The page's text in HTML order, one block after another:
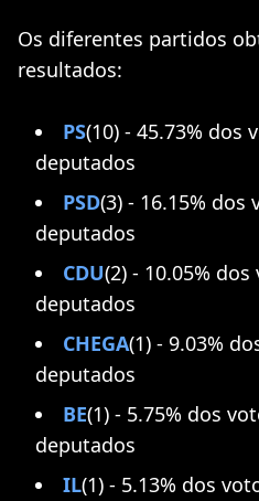
Os diferentes partidos
resultados:
PS(10) - 45.73% dos
deputados
PSD(3) - 16.15% dos
deputados
CDU(2) - 10.05%
deputados
CHEGA(1) - 9.03%
deputados
BE(1) - 5.75% dos
deputados
IL(1) - 5.13% dos